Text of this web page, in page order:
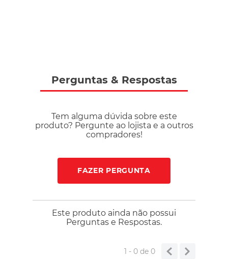
Perguntas & Respostas
Tem alguma dúvida sobre este
produto? Pergunte ao lojista e a outros
compradores!
FAZER PERGUNTA
Este produto ainda não possui
Perguntas e Respostas.
1 - 0de 0